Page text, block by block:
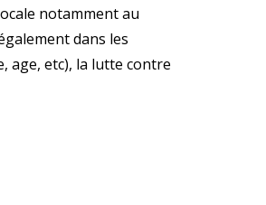
notamment au
dans les
age, etc), la lutte contre